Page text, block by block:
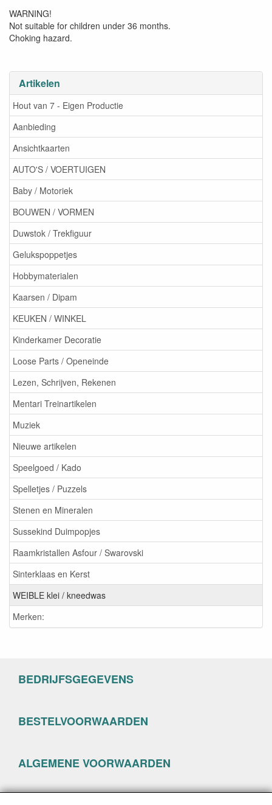
Artikelen
Hout van 7 - Eigen Productie
Aanbieding
Ansichtkaarten
AUTO'S / VOERTUIGEN
Baby / Motoriek
BOUWEN / VORMEN
Duwstok / Trekfiguur
Gelukspoppetjes
Hobbymaterialen
Kaarsen / Dipam
KEUKEN / WINKEL
Kinderkamer Decoratie
Loose Parts / Openeinde
Lezen, Schrijven, Rekenen
Mentari Treinartikelen
Muziek
Nieuwe artikelen
Speelgoed / Kado
Spelletjes / Puzzels
Stenen en Mineralen
Sussekind Duimpopjes
Raamkristallen Asfour / Swarovski
Sinterklaas en Kerst
WEIBLE klei / kneedwas
Merken:
WARNING!
Not suitable for children under 36 months.
Choking hazard.
BEDRIJFSGEGEVENS
BESTELVOORWAARDEN
ALGEMENE VOORWAARDEN